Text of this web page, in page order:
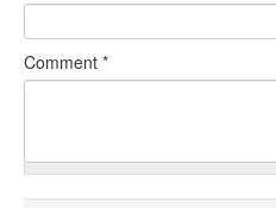
Comment *